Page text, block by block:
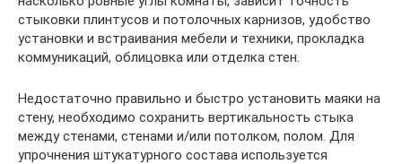
стыковки плинтусов и потолочных карнизов, удобство
установки и встраивания мебели и техники, прокладка
коммуникаций, облицовка или отделка стен.
Недостаточно правильно и быстро установить маяки на
стену, необходимо сохранить вертикальность стыка
между стенами, стенами и/или потолком, полом. Для
упрочнения штукатурного состава используется